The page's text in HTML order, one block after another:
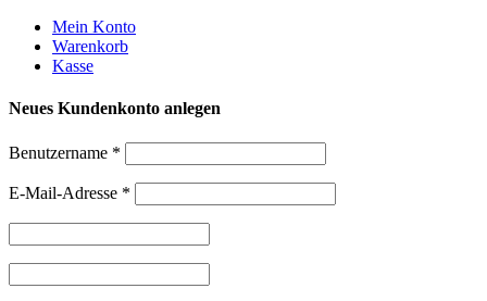
Weiter
zum
Inhalt
Mein Konto
Warenkorb
Kasse
Neues Kundenkonto anlegen
Benutzername *
E-Mail-Adresse *